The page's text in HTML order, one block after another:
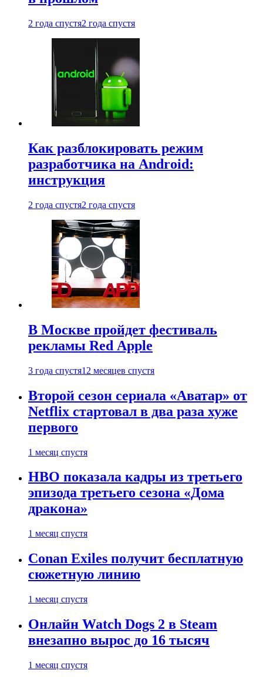
2 года спустя2 года спустя
Как разблокировать режим
разработчика на Android:
инструкция
2 года спустя2 года спустя
В Москве пройдет фестиваль
рекламы Red Apple
3 года спустя12 месяцев спустя
Второй сезон сериала «Аватар» от
Netflix стартовал в два раза хуже
первого
1 месяц спустя
HBO показала кадры из третьего
эпизода третьего сезона «Дома
дракона»
1 месяц спустя
Conan Exiles получит бесплатную
сюжетную линию
1 месяц спустя
Онлайн Watch Dogs 2 в Steam
внезапно вырос до 16 тысяч
1 месяц спустя